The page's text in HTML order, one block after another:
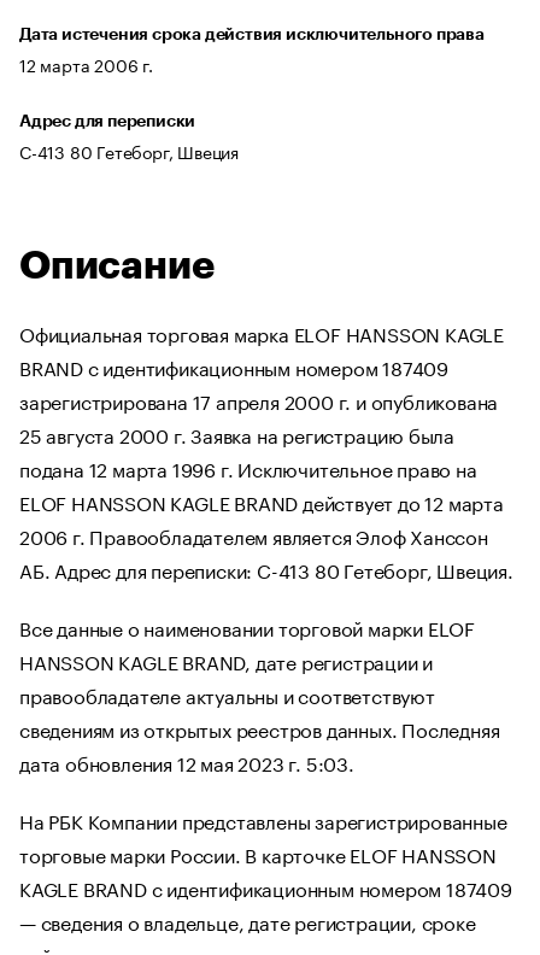
Дата истечения срока действия исключительного права
12 марта 2006 г.
Адрес для переписки
С-413 80 Гетеборг, Швеция
Описание
Официальная торговая марка ELOF HANSSON KAGLE
BRAND с идентификационным номером 187409
зарегистрирована 17 апреля 2000 г. и опубликована
25 августа 2000 г. Заявка на регистрацию была
подана 12 марта 1996 г. Исключительное право на
ELOF HANSSON KAGLE BRAND действует до 12 марта
2006 г. Правообладателем является Элоф Ханссон
АБ. Адрес для переписки: С-413 80 Гетеборг, Швеция.
Все данные о наименовании торговой марки ELOF
HANSSON KAGLE BRAND, дате регистрации и
правообладателе актуальны и соответствуют
сведениям из открытых реестров данных. Последняя
дата обновления 12 мая 2023 г. 5:03.
На РБК Компании представлены зарегистрированные
торговые марки России. В карточке ELOF HANSSON
KAGLE BRAND с идентификационным номером 187409
— сведения о владельце, дате регистрации, сроке